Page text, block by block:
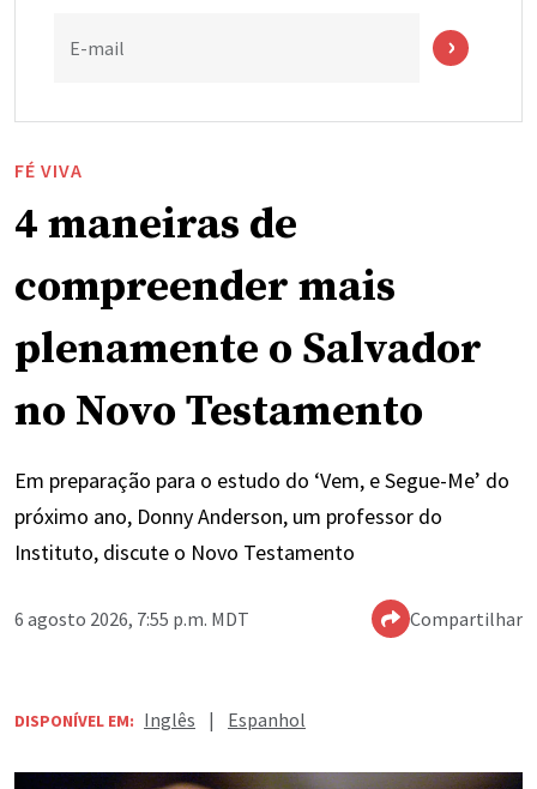
E-mail
FÉ VIVA
4 maneiras de
compreender mais
plenamente o Salvador
no Novo Testamento
Em preparação para o estudo do ‘Vem, e Segue-Me’ do
próximo ano, Donny Anderson, um professor do
Instituto, discute o Novo Testamento
6 agosto 2026, 7:55 p.m. MDT Compartilhar
DISPONÍVEL EM: Inglês | Espanhol